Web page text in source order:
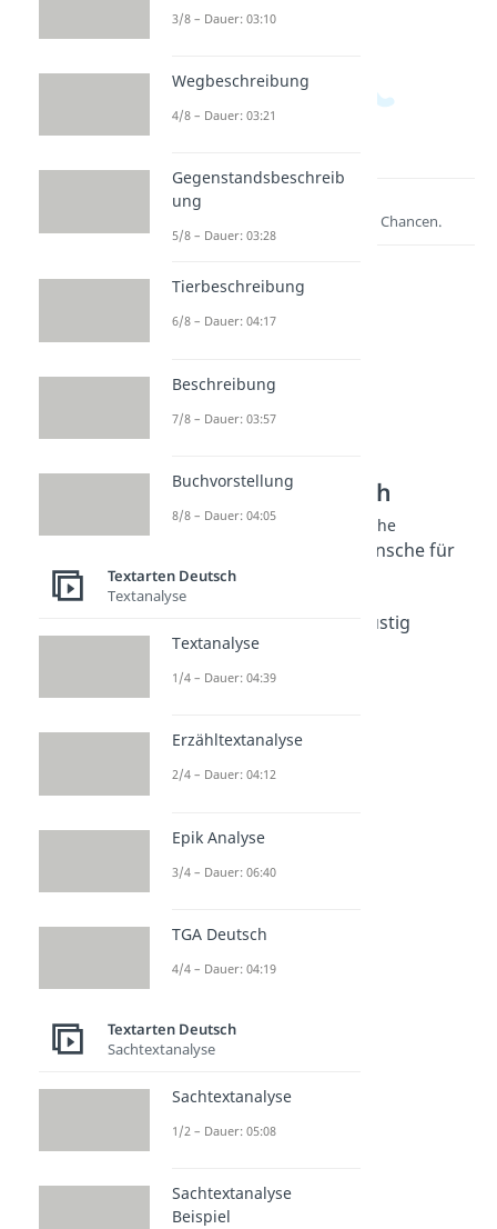
Entdecke hier deine Chancen.
Textarten Deutsch
Lustige Geburtstagswünsche
Lustige Geburtstagswünsche für
Frauen
Dauer: 01:34
Geburtstagswünsche lustig
Dauer: 02:28
3/8 – Dauer: 03:10
Wegbeschreibung
4/8 – Dauer: 03:21
Gegenstandsbeschreib
ung
5/8 – Dauer: 03:28
Tierbeschreibung
6/8 – Dauer: 04:17
Beschreibung
7/8 – Dauer: 03:57
Buchvorstellung
8/8 – Dauer: 04:05
Textarten Deutsch
Textanalyse
Textanalyse
1/4 – Dauer: 04:39
Erzähltextanalyse
2/4 – Dauer: 04:12
Epik Analyse
3/4 – Dauer: 06:40
TGA Deutsch
4/4 – Dauer: 04:19
Textarten Deutsch
Sachtextanalyse
Sachtextanalyse
1/2 – Dauer: 05:08
Sachtextanalyse
Beispiel